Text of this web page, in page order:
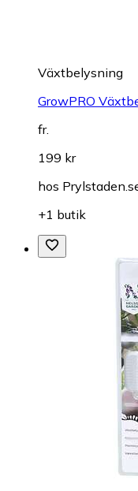
Växtbelysning
GrowPRO
fr.
199 kr
hos
+1 butik